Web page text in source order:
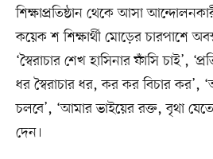
শিক্ষাপ্রতিষ্ঠান থেকে আসা
কয়েক শ শিক্ষার্থী মোড়ের চারপাশে
‘স্বৈরাচার শেখ হাসিনার ফাঁসি চাই’,
ধর স্বৈরাচার ধর, কর কর বিচার কর’,
চলবে’, ‘আমার ভাইয়ের রক্ত, বৃথা যেতে
দেন।